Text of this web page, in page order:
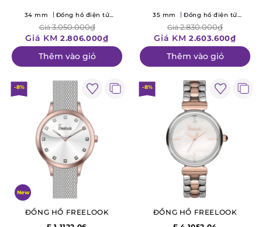
34 mm
Đồng hồ điện tử
Giá3.050.000₫
Giá KM 2.806.000₫
Thêm vào giỏ
35 mm
Đồng hồ điện tử
Giá2.830.000₫
Giá KM 2.603.600₫
Thêm vào giỏ
-8%
New
ĐỒNG HỒ FREELOOK
-8%
ĐỒNG HỒ FREELOOK